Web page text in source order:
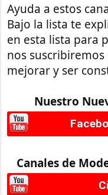
Ayuda a estos
Bajo la lista te
en esta lista para
nos
mejorar y ser
Nuestro
Canales de